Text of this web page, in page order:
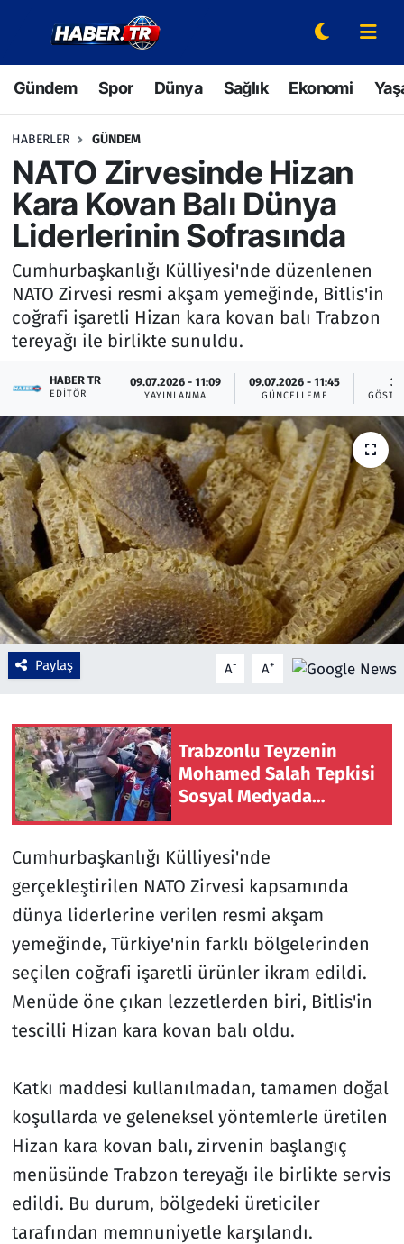
Gündem Spor Dünya Sağlık Ekonomi
HABERLER GÜNDEM
NATO Zirvesinde Hizan
Kara Kovan Balı Dünya
Liderlerinin Sofrasında
Cumhurbaşkanlığı Külliyesi'nde düzenlenen
NATO Zirvesi resmi akşam yemeğinde, Bitlis'in
coğrafi işaretli Hizan kara kovan balı Trabzon
tereyağı ile birlikte sunuldu.
HABER TR
EDITÖR
09.07.2026 - 11:09
YAYINLANMA
09.07.2026 - 11:45
GÜNCELLEME
3
Paylaş A- A+
Trabzonlu Teyzenin
Mohamed Salah Tepkisi
Sosyal Medyada
Cumhurbaşkanlığı Külliyesi'nde
gerçekleştirilen NATO Zirvesi kapsamında
dünya liderlerine verilen resmi akşam
yemeğinde, Türkiye'nin farklı bölgelerinden
seçilen coğrafi işaretli ürünler ikram edildi.
Menüde öne çıkan lezzetlerden biri, Bitlis'in
tescilli Hizan kara kovan balı oldu.
Katkı maddesi kullanılmadan, tamamen doğal
koşullarda ve geleneksel yöntemlerle üretilen
Hizan kara kovan balı, zirvenin başlangıç
menüsünde Trabzon tereyağı ile birlikte servis
edildi. Bu durum, bölgedeki üreticiler
tarafından memnuniyetle karşılandı.
Gündem
Spor
Dünya
Sağlık
Ekonomi
Yaşam
Hava Durumu
Bilim ve Teknoloji
Çevre & Doğa
Eğitim
Turizm
Yerel
Hava Durumu
Trafik Durumu
Süper Lig Puan Durumu ve Fikstür
Tüm Manşetler
Son Dakika Haberleri
Haber Arşivi